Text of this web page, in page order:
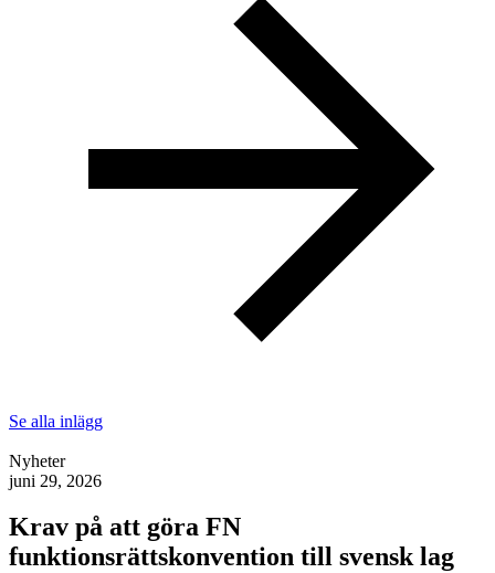
Se alla inlägg
Nyheter
juni 29, 2026
Krav på att göra FN
funktionsrättskonvention till svensk lag